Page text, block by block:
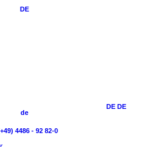
DE
DE DE
de
4486 - 92 82-0